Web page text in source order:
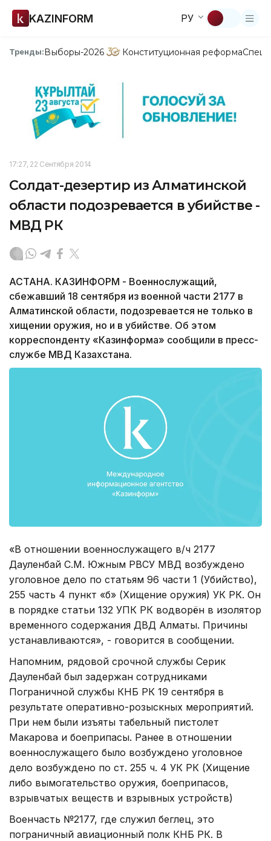
KAZINFORM РУ
Тренды:Выборы-2026 Конституционная реформа
17:27, 22 Сентября 2014
Солдат-дезертир из Алматинской
области подозревается в убийстве -
МВД РК
АСТАНА. КАЗИНФОРМ - Военнослужащий,
сбежавший 18 сентября из военной части 2177 в
Алматинской области, подозревается не только в
хищении оружия, но и в убийстве. Об этом
корреспонденту «Казинформа» сообщили в пресс-
службе МВД Казахстана.
«В отношении военнослужащего в/ч 2177
Дауленбай С.М. Южным РВСУ МВД возбуждено
уголовное дело по статьям 96 части 1 (Убийство),
255 часть 4 пункт «б» (Хищение оружия) УК РК. Он
в порядке статьи 132 УПК РК водворён в изолятор
временного содержания ДВД Алматы. Причины
устанавливаются», - говорится в сообщении.
Напомним, рядовой срочной службы Серик
Дауленбай был задержан сотрудниками
Пограничной службы КНБ РК 19 сентября в
результате оперативно-розыскных мероприятий.
При нем были изъяты табельный пистолет
Макарова и боеприпасы. Ранее в отношении
военнослужащего было возбуждено уголовное
дело возбуждено по ст. 255 ч. 4 УК РК (Хищение
либо вымогательство оружия, боеприпасов,
взрывчатых веществ и взрывных устройств)
Военчасть №2177, где служил беглец, это
пограничный авиационный полк КНБ РК. В